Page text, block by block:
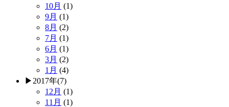
10月 (1)
9月 (1)
8月 (2)
7月 (1)
6月 (1)
3月 (2)
1月 (4)
▶ 2017年(7)
12月 (1)
11月 (1)